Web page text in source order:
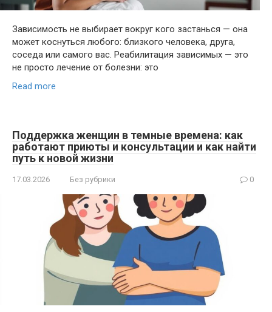
Зависимость не выбирает вокруг кого застанься — она
может коснуться любого: близкого человека, друга,
соседа или самого вас. Реабилитация зависимых — это
не просто лечение от болезни: это
Read more
Поддержка женщин в темные времена: как
работают приюты и консультации и как найти
путь к новой жизни
17.03.2026 Без рубрики 0